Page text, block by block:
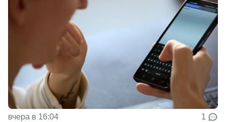
вчера в 16:04 1